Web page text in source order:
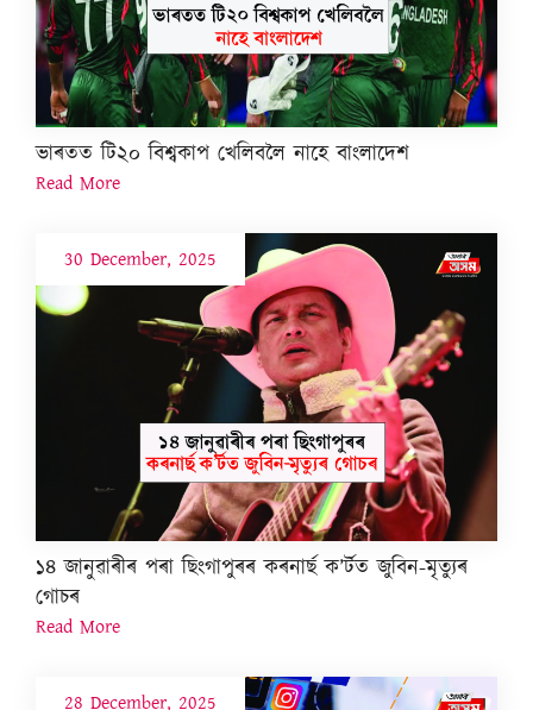
ভাৰতত টি২০ বিশ্বকাপ খেলিবলৈ নাহে বাংলাদেশ
Read More
30 December, 2025
১৪ জানুৱাৰীৰ পৰা ছিংগাপুৰৰ কৰনাৰ্ছ ক’ৰ্টত জুবিন-মৃত্যুৰ
গোচৰ
Read More
28 December, 2025